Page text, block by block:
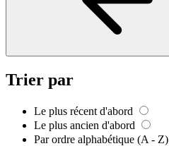
Trier par
Le plus récent d'abord
Le plus ancien d'abord
Par ordre alphabétique (A - Z)